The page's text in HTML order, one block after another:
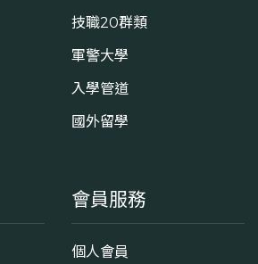
技職20群類
軍警大學
入學管道
國外留學
會員服務
個人會員